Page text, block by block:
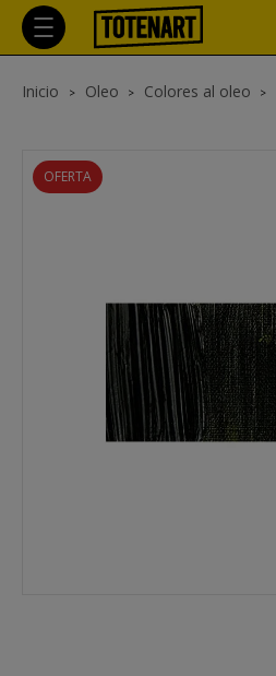
Inicio Oleo Colores al oleo
OFERTA